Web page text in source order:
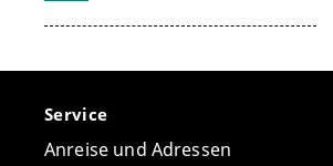
Service
Anreise und Adressen